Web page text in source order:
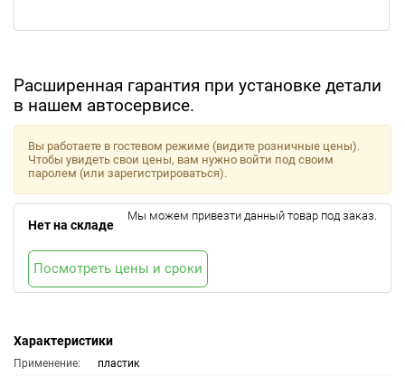
Расширенная гарантия при установке детали
в нашем автосервисе.
Характеристики
Применение:
пластик
Вы работаете в гостевом режиме (видите розничные цены).
Чтобы увидеть свои цены, вам нужно войти под своим
паролем (или зарегистрироваться).
Нет на складе
Мы можем привезти данный товар под заказ.
Посмотреть цены и сроки